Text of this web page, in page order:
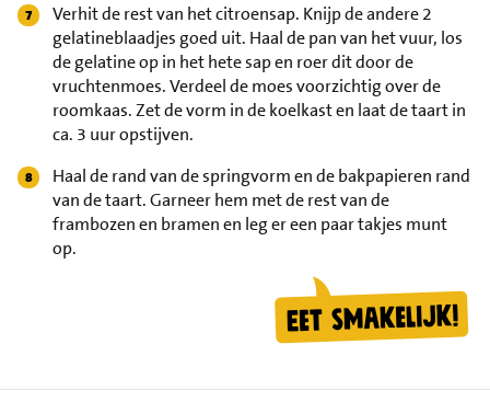
Verhit de rest van het citroensap. Knijp de andere 2
gelatineblaadjes goed uit. Haal de pan van het vuur, los
de gelatine op in het hete sap en roer dit door de
vruchtenmoes. Verdeel de moes voorzichtig over de
roomkaas. Zet de vorm in de koelkast en laat de taart in
ca. 3 uur opstijven.
Haal de rand van de springvorm en de bakpapieren rand
van de taart. Garneer hem met de rest van de
frambozen en bramen en leg er een paar takjes munt
op.